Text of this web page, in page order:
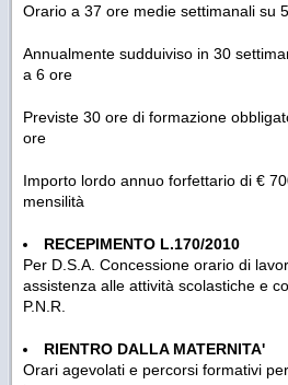
Orario a 37 ore medie settimanali su
Annualmente sudduiviso in 30
a 6 ore
Previste 30 ore di formazione
ore
Importo lordo annuo forfettario di €
mensilità
RECEPIMENTO L.170/2010
Per D.S.A. Concessione orario di
assistenza alle attività scolastiche e
P.N.R.
RIENTRO DALLA MATERNITA'
Orari agevolati e percorsi formativi